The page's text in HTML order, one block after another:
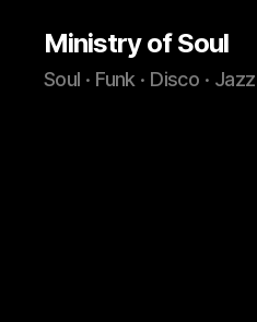
Ministry of Soul
Soul · Funk · Disco ·